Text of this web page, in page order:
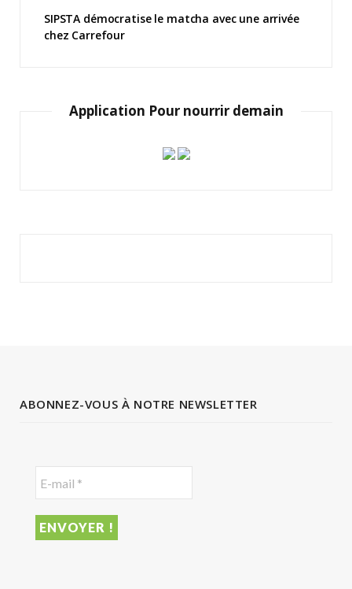
SIPSTA démocratise le matcha avec une arrivée
chez Carrefour
Application Pour nourrir demain
ABONNEZ-VOUS À NOTRE NEWSLETTER